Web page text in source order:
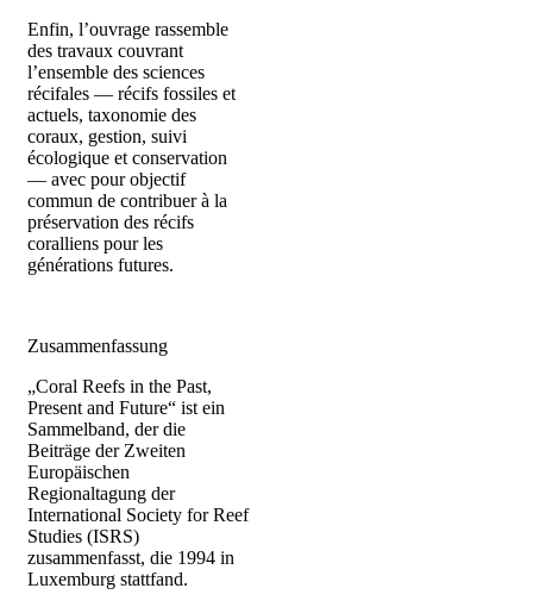
Enfin, l’ouvrage rassemble
des travaux couvrant
l’ensemble des sciences
récifales — récifs fossiles et
actuels, taxonomie des
coraux, gestion, suivi
écologique et conservation
— avec pour objectif
commun de contribuer à la
préservation des récifs
coralliens pour les
générations futures.
Zusammenfassung
„Coral Reefs in the Past,
Present and Future“ ist ein
Sammelband, der die
Beiträge der Zweiten
Europäischen
Regionaltagung der
International Society for Reef
Studies (ISRS)
zusammenfasst, die 1994 in
Luxemburg stattfand.